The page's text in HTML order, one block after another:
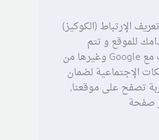
الإرتباط (الكوكيز)
للموقع و تتم
مشاركة بعض المعلومات مع Google وغيرها من
الإجتماعية لضمان
تصفح على موقعنا,
صفحة